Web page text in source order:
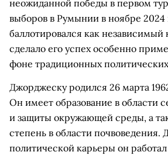
неожиданной победы в первом
выборов в Румынии в ноябре 2024
баллотировался как независимый
сделало его успех особенно
фоне традиционных
Джорджеску родился 26 марта
Он имеет образование в области
и защиты окружающей среды, а
степень в области почвоведения.
политической карьеры он